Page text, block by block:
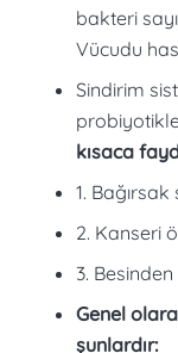
bakteri
Vücudu
Sindirim
kısaca
1.
2. Kanseri
3. Besinden
Genel
şunlardır: